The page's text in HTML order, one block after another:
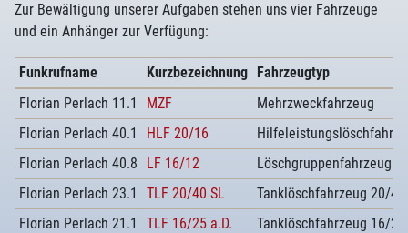
Zur Bewältigung unserer Aufgaben stehen uns vier Fahrzeuge
und ein Anhänger zur Verfügung:
Funkrufname Kurzbezeichnung Fahrzeugtyp
Florian Perlach 11.1
MZF
Mehrzweckfahrzeug
Florian Perlach 40.1
HLF 20/16
Florian Perlach 40.8
LF 16/12
Löschgruppenfahrzeug
Florian Perlach 23.1
TLF 20/40 SL
Tanklöschfahrzeug 20/40
Florian Perlach 21.1
TLF 16/25 a.D.
Tanklöschfahrzeug 16/25